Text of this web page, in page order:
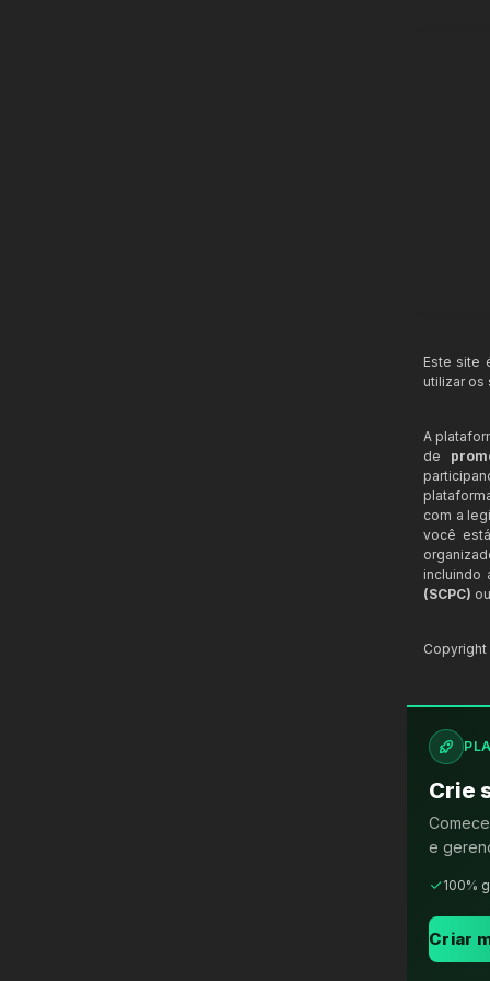
Este site
utilizar os
A
de
com a
você
incluindo
(SCPC)
Crie
e
100%
Criar